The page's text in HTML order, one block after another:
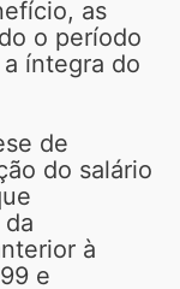
as
o período
íntegra do
de
do salário
à
e